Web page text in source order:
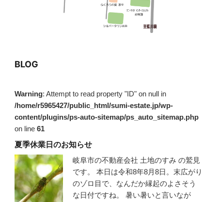
BLOG
Warning: Attempt to read property "ID" on null in
/home/r5965427/public_html/sumi-estate.jp/wp-
content/plugins/ps-auto-sitemap/ps_auto_sitemap.php
on line 61
夏季休業日のお知らせ
岐阜市の不動産会社 土地のすみ の鷲見
です。 本日は令和8年8月8日。末広がり
のゾロ目で、なんだか縁起のよさそう
な日付ですね。 暑い暑いと言いなが